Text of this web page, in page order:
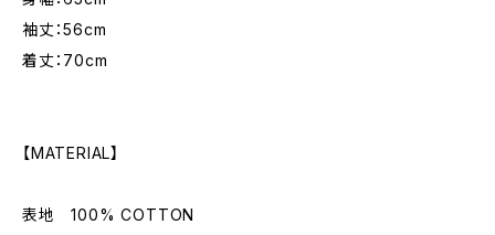
袖丈：56cm
着丈：70cm
【MATERIAL】
表地 100% COTTON